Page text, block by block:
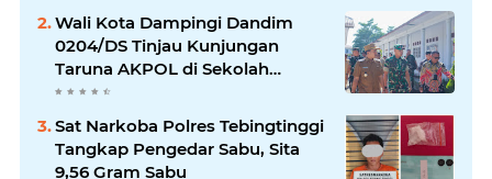
Wali Kota Dampingi Dandim
0204/DS Tinjau Kunjungan
Taruna AKPOL di Sekolah
Rakyat Tebingtinggi
Sat Narkoba Polres Tebingtinggi
Tangkap Pengedar Sabu, Sita
9,56 Gram Sabu